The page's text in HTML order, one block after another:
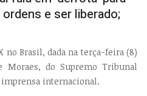
e ser liberado;
no Brasil, dada na terça-feira (8)
Moraes, do Supremo Tribunal
internacional.